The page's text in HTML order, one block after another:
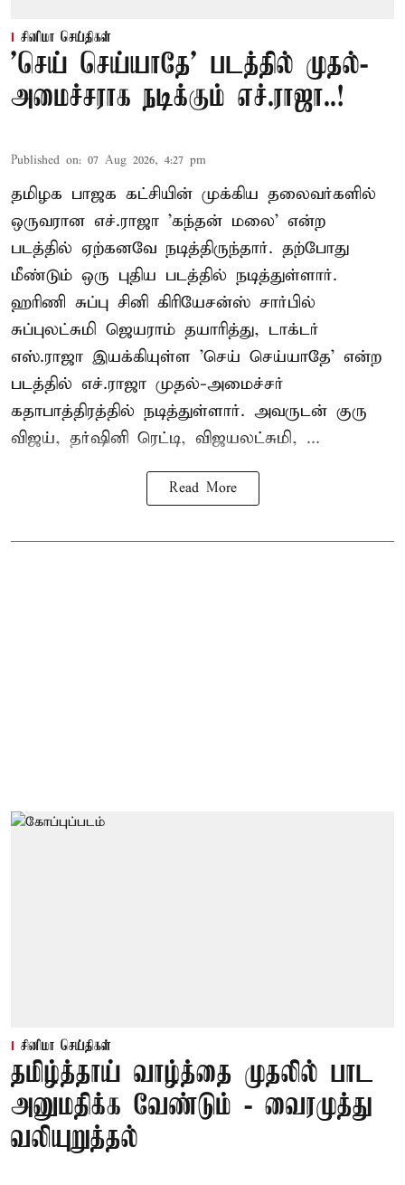
சினிமா செய்திகள்
'செய் செய்யாதே' படத்தில் முதல்-
அமைச்சராக நடிக்கும் எச்.ராஜா..!
Published on: 07 Aug 2026, 4:27 pm
தமிழக பாஜக கட்சியின் முக்கிய தலைவர்களில்
ஒருவரான எச்.ராஜா 'கந்தன் மலை' என்ற
படத்தில் ஏற்கனவே நடித்திருந்தார். தற்போது
மீண்டும் ஒரு புதிய படத்தில் நடித்துள்ளார்.
ஹரிணி சுப்பு சினி கிரியேசன்ஸ் சார்பில்
சுப்புலட்சுமி ஜெயராம் தயாரித்து, டாக்டர்
எஸ்.ராஜா இயக்கியுள்ள 'செய் செய்யாதே' என்ற
படத்தில் எச்.ராஜா முதல்-அமைச்சர்
கதாபாத்திரத்தில் நடித்துள்ளார். அவருடன் குரு
விஜய், தர்ஷினி ரெட்டி, விஜயலட்சுமி, ...
Read More
சினிமா செய்திகள்
தமிழ்த்தாய் வாழ்த்தை முதலில் பாட
அனுமதிக்க வேண்டும் - வைரமுத்து
வலியுறுத்தல்